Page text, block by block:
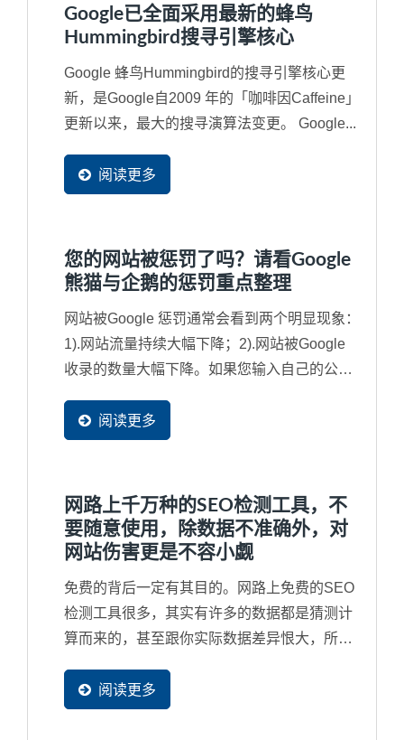
Google已全面采用最新的蜂鸟
Hummingbird搜寻引擎核心
Google 蜂鸟Hummingbird的搜寻引擎核心更
新，是Google自2009 年的「咖啡因Caffeine」
更新以来，最大的搜寻演算法变更。 Google...
阅读更多
您的网站被惩罚了吗？请看Google
熊猫与企鹅的惩罚重点整理
网站被Google 惩罚通常会看到两个明显现象：
1).网站流量持续大幅下降；2).网站被Google
收录的数量大幅下降。如果您输入自己的公司
被列入黑名单了，从此不会再被找到了，也就
是说将近有90%潜在买主不会再发现到您的企
阅读更多
网路上千万种的SEO检测工具，不
要随意使用，除数据不准确外，对
网站伤害更是不容小觑
免费的背后一定有其目的。网路上免费的SEO
检测工具很多，其实有许多的数据都是猜测计
算而来的，甚至跟你实际数据差异恨大，所以
去吸引您去免费使用，甚在您根本没有看完同
意书就打勾送出，往往受害的都是企业自己的
阅读更多